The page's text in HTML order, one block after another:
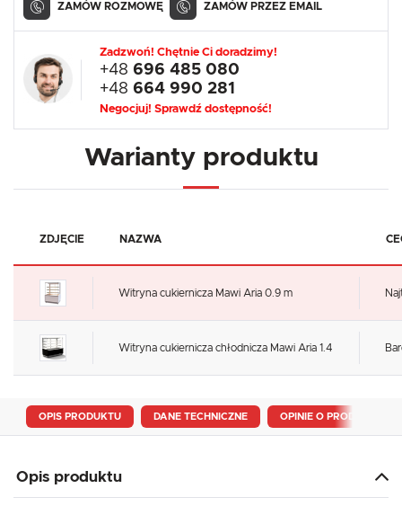
ZAMÓW ROZMOWĘ ZAMÓW PRZEZ EMAIL
Zadzwoń! Chętnie Ci doradzimy!
+48 696 485 080
+48 664 990 281
Negocjuj! Sprawdź dostępność!
Warianty produktu
ZDJĘCIE NAZWA
Witryna cukiernicza Mawi Aria 0.9 m
Witryna cukiernicza chłodnicza Mawi Aria 1.4
OPIS PRODUKTU DANE TECHNICZNE OPINIE O PRODUKCIE
Opis produktu